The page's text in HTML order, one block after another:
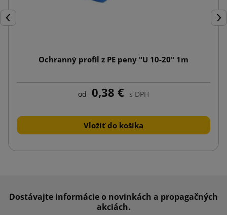
Späť
Ochranný profil z PE peny "U 10-20" 1m
od 0,38 € s DPH
Vložiť do košíka
Dostávajte informácie o novinkách a propagačných
akciách.